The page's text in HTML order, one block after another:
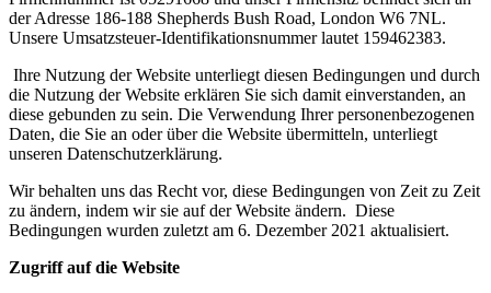
der Adresse 186-188 Shepherds Bush Road, London W6 7NL.
Unsere Umsatzsteuer-Identifikationsnummer lautet 159462383.
Ihre Nutzung der Website unterliegt diesen Bedingungen und durch
die Nutzung der Website erklären Sie sich damit einverstanden, an
diese gebunden zu sein. Die Verwendung Ihrer personenbezogenen
Daten, die Sie an oder über die Website übermitteln, unterliegt
unseren Datenschutzerklärung.
Wir behalten uns das Recht vor, diese Bedingungen von Zeit zu Zeit
zu ändern, indem wir sie auf der Website ändern. Diese
Bedingungen wurden zuletzt am 6. Dezember 2021 aktualisiert.
Zugriff auf die Website